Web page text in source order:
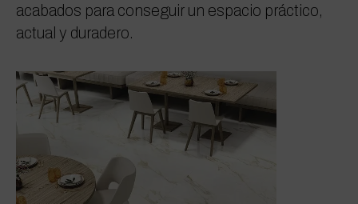
acabados para conseguir un espacio práctico,
actual y duradero.